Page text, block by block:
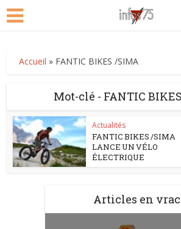
Accueil » FANTIC BIKES /SIMA
Mot-clé - FANTIC
Actualités
FANTIC BIKES /SIMA
LANCE UN VÉLO
ÉLECTRIQUE
Articles en vrac